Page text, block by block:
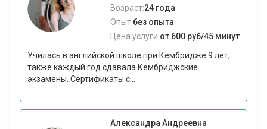
Возраст:24 года
Опыт:без опыта
Цена услуги:от 600 руб/45 минут
Училась в английской школе при Кембридже 9 лет,
также каждый год сдавала Кембриджские
экзамены. Сертификаты с...
Александра Андреевна